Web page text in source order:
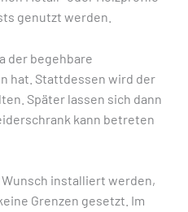
genutzt werden.
der begehbare
hat. Stattdessen wird der
Später lassen sich dann
kann betreten
Wunsch installiert werden,
Grenzen gesetzt. Im